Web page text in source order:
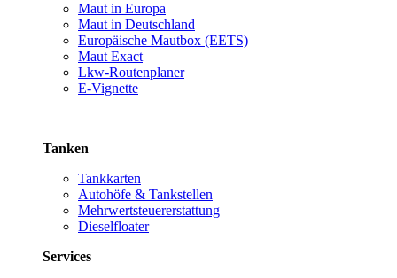
Maut in Europa
Maut in Deutschland
Europäische Mautbox (EETS)
Maut Exact
Lkw-Routenplaner
E-Vignette
Tanken
Tankkarten
Autohöfe & Tankstellen
Mehrwertsteuererstattung
Dieselfloater
Services